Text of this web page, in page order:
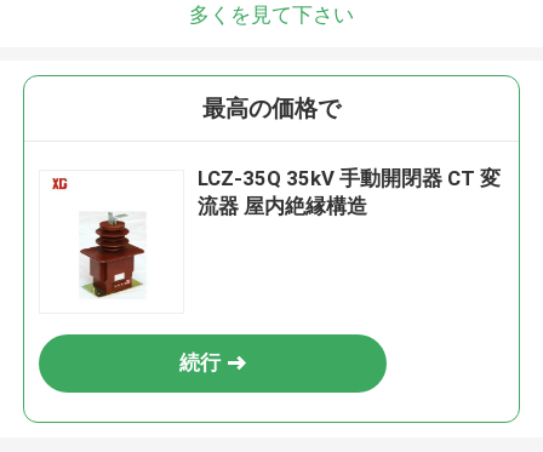
多くを見て下さい
最高の価格で
LCZ-35Q 35kV 手動開閉器 CT 変
流器 屋内絶縁構造
続行